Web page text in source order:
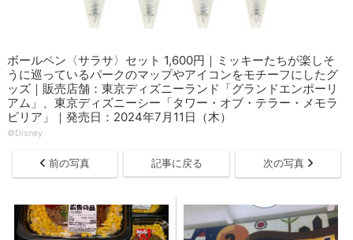
ボールペン〈サラサ〉セット 1,600円｜ミッキーたちが楽しそ
うに巡っているパークのマップやアイコンをモチーフにしたグ
ッズ｜販売店舗：東京ディズニーランド「グランドエンポーリ
アム」、東京ディズニーシー「タワー・オブ・テラー・メモラ
ビリア」｜発売日：2024年7月11日（木）
©Disney
前の写真 記事に戻る 次の写真